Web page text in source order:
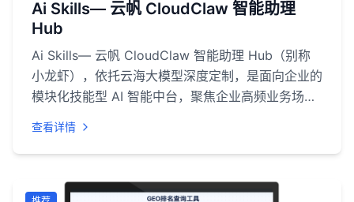
Ai Skills— 云帆 CloudClaw 智能助理
Hub
Ai Skills— 云帆 CloudClaw 智能助理 Hub（别称
小龙虾），依托云海大模型深度定制，是面向企业的
模块化技能型 AI 智能中台，聚焦企业高频业务场景
构，各类 AI 技能可自由选配、灵活拼装，预置办公
行政、市场营销、智能客服、数据财税、研发运维、
供应链生产六大类上百项成熟 Skills，开箱即用，同
时支持根据企业行业特性、内部流程定制专属技能。
查看详情